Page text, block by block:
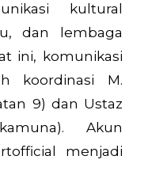
kultural
dan lembaga
ini, komunikasi
koordinasi M.
9) dan Ustaz
Akun
menjadi